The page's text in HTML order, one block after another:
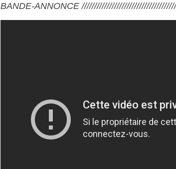
BANDE-ANNONCE